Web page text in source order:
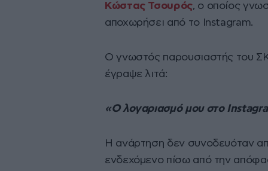
Κώστας Τσουρός, ο οποίος
αποχωρήσει από το Instagram.
Ο γνωστός παρουσιαστής του
έγραψε λιτά:
«Ο λογαριασμό μου στο
Η ανάρτηση δεν συνοδευόταν
ενδεχόμενο πίσω από την